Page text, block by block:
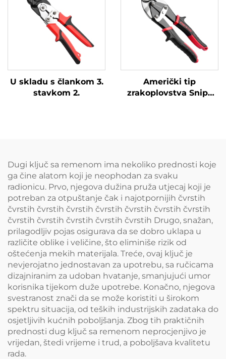
U skladu s člankom 3.
stavkom 2.
Američki tip
zrakoplovstva Snips
Dugi ključ sa remenom ima nekoliko prednosti koje
ga čine alatom koji je neophodan za svaku
radionicu. Prvo, njegova dužina pruža utjecaj koji je
potreban za otpuštanje čak i najotpornijih čvrstih
čvrstih čvrstih čvrstih čvrstih čvrstih čvrstih čvrstih
čvrstih čvrstih čvrstih čvrstih čvrstih Drugo, snažan,
prilagodljiv pojas osigurava da se dobro uklapa u
različite oblike i veličine, što eliminiše rizik od
oštećenja mekih materijala. Treće, ovaj ključ je
nevjerojatno jednostavan za upotrebu, sa ručicama
dizajniranim za udoban hvatanje, smanjujući umor
korisnika tijekom duže upotrebe. Konačno, njegova
svestranost znači da se može koristiti u širokom
spektru situacija, od teških industrijskih zadataka do
osjetljivih kućnih poboljšanja. Zbog tih praktičnih
prednosti dug ključ sa remenom neprocjenjivo je
vrijedan, štedi vrijeme i trud, a poboljšava kvalitetu
rada.